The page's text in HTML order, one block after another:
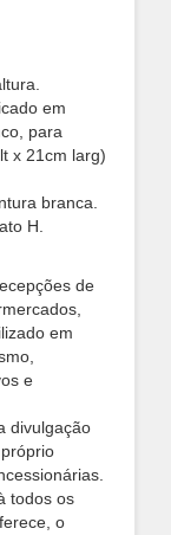
em
para
x 21cm larg)
branca.
H.
de
em
e
divulgação
todos os
o